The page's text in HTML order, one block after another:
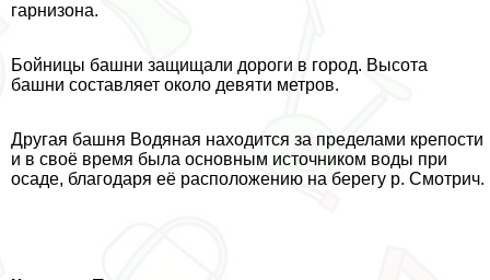
гарнизона.
Бойницы башни защищали дороги в город. Высота
башни составляет около девяти метров.
Другая башня Водяная находится за пределами крепости
и в своё время была основным источником воды при
осаде, благодаря её расположению на берегу р. Смотрич.